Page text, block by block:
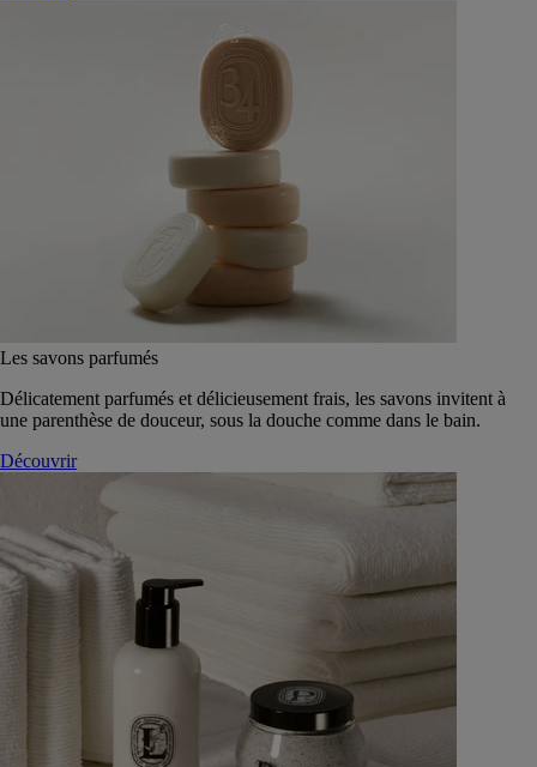
Les savons parfumés
Délicatement parfumés et délicieusement frais, les savons invitent à
une parenthèse de douceur, sous la douche comme dans le bain.
Découvrir